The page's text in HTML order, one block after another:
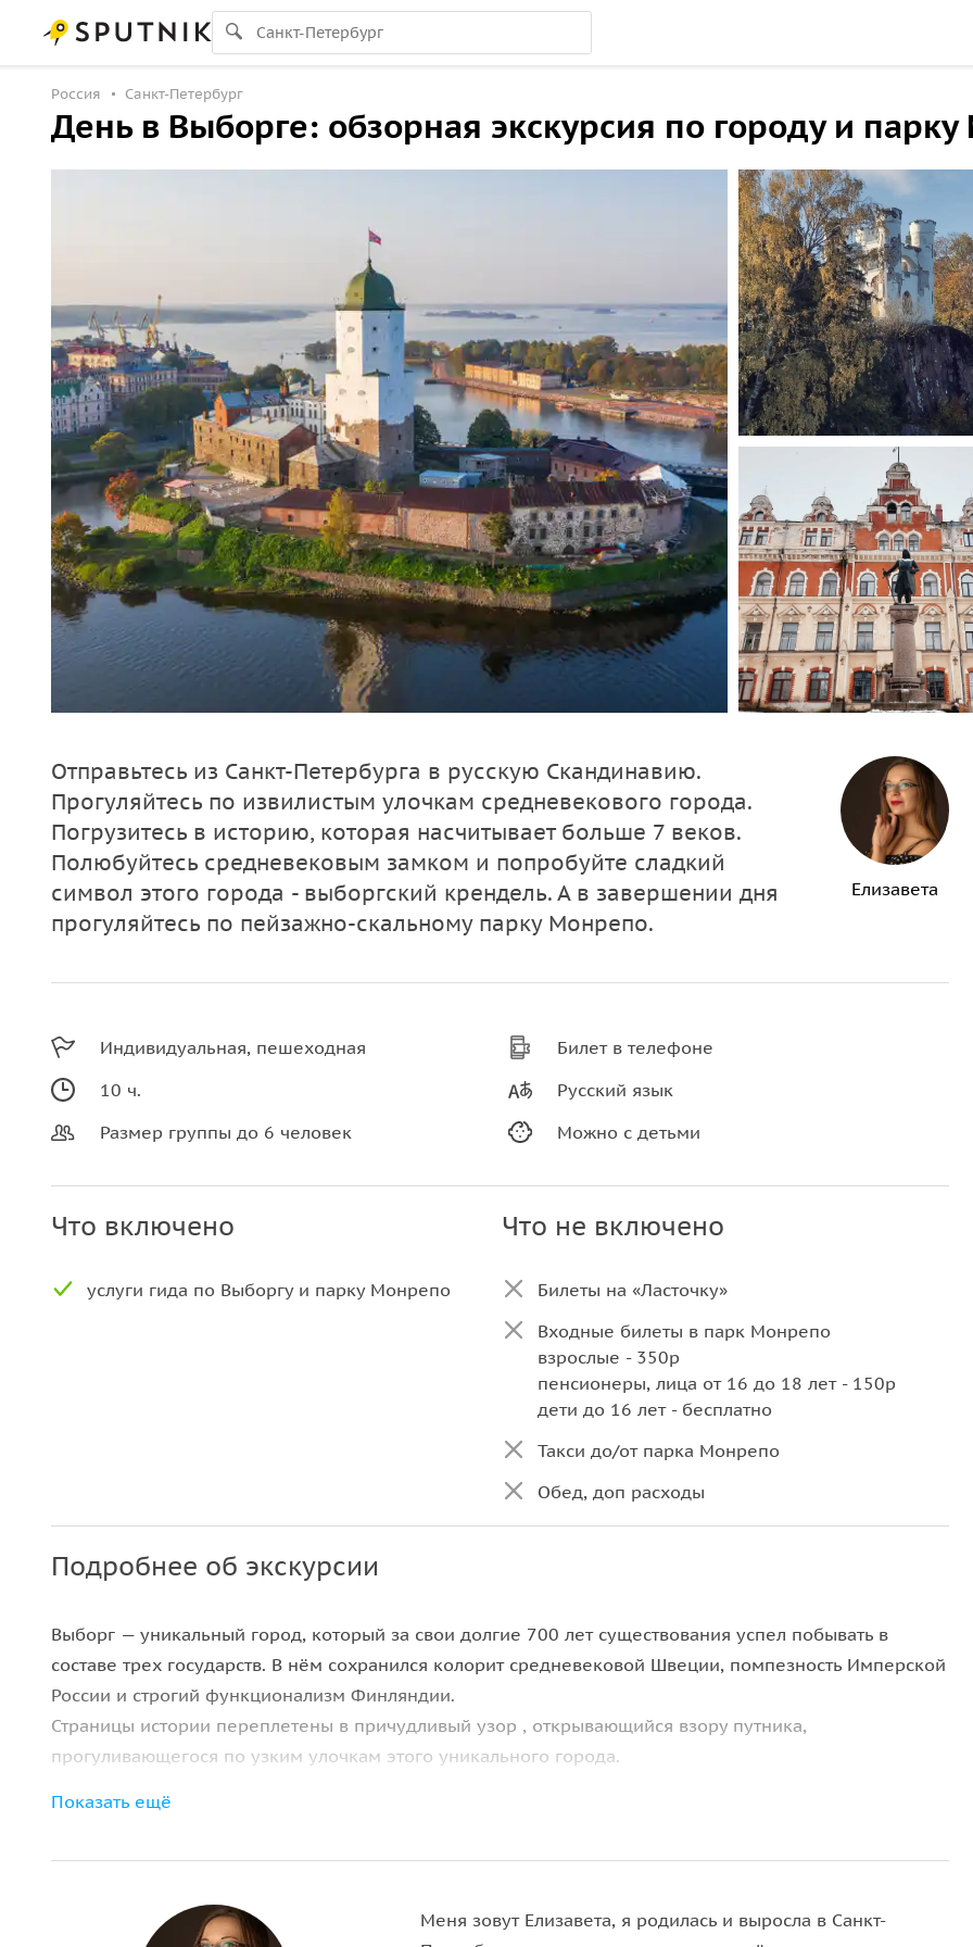
Россия Санкт-Петербург
День в Выборге: обзорная экскурсия по городу и
Отправьтесь из Санкт-Петербурга в русскую Скандинавию.
Прогуляйтесь по извилистым улочкам средневекового города.
Погрузитесь в историю, которая насчитывает больше 7 веков.
Полюбуйтесь средневековым замком и попробуйте сладкий
символ этого города - выборгский крендель. А в завершении дня
прогуляйтесь по пейзажно-скальному парку Монрепо.
Елизавета
Индивидуальная, пешеходная
10 ч.
Размер группы до 6 человек
Билет в телефоне
Русский язык
Можно с детьми
Что включено
услуги гида по Выборгу и парку Монрепо
Что не включено
Билеты на «Ласточку»
Входные билеты в парк Монрепо
взрослые - 350р
пенсионеры, лица от 16 до 18 лет - 150р
дети до 16 лет - бесплатно
Такси до/от парка Монрепо
Обед, доп расходы
Подробнее об экскурсии
Выборг — уникальный город, который за свои долгие 700 лет существования успел побывать в
составе трех государств. В нём сохранился колорит средневековой Швеции, помпезность Имперской
России и строгий функционализм Финляндии.
Страницы истории переплетены в причудливый узор , открывающийся взору путника,
прогуливающегося по узким улочкам этого уникального города.
Во время пешеходной экскурсии по старому городу мы познакомимся с его историей, архитектурой,
старейшем ресторане Выборга, где блюда до сих пор готовятся по средневековым рецептам, а
А в завершении нашего тура мы насладимся неспешной прогулкой по скальным пейзажному парку
Показать ещё
Меня зовут Елизавета, я родилась и выросла в Санкт-